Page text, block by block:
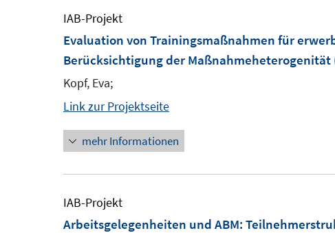
IAB-Projekt
Evaluation von Trainingsmaßnahmen für
Berücksichtigung der Maßnahmeheterogenität
Kopf, Eva;
Link zur Projektseite
mehr Informationen
IAB-Projekt
Arbeitsgelegenheiten und ABM: